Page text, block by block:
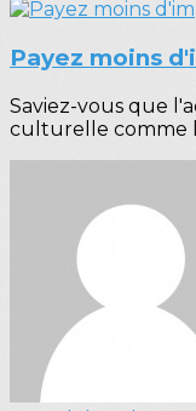
Payez moins
Saviez-vous que
culturelle comme